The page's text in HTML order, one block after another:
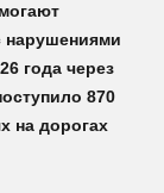
нарушениями
года через
870
на дорогах